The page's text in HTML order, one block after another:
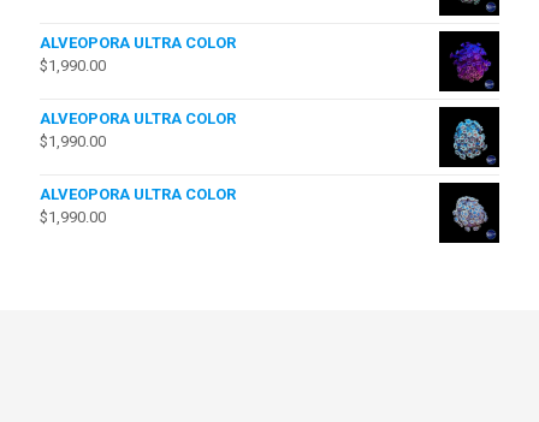
ALVEOPORA ULTRA COLOR
$1,990.00
ALVEOPORA ULTRA COLOR
$1,990.00
ALVEOPORA ULTRA COLOR
$1,990.00